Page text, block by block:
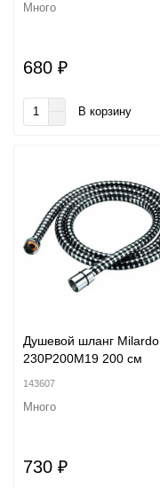
Много
680 ₽
В корзину
Душевой шланг Milardo
230P200M19 200 см
143607
Много
730 ₽